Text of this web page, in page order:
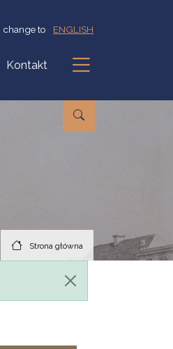
change to ENGLISH
Kontakt
Podmenu
Strona główna